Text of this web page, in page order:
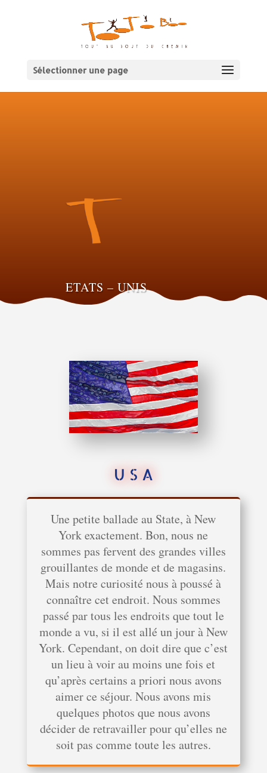
Sélectionner une page
ETATS – UNIS
U S A
Une petite ballade au State, à New
York exactement. Bon, nous ne
sommes pas fervent des grandes villes
grouillantes de monde et de magasins.
Mais notre curiosité nous à poussé à
connaître cet endroit. Nous sommes
passé par tous les endroits que tout le
monde a vu, si il est allé un jour à New
York. Cependant, on doit dire que c’est
un lieu à voir au moins une fois et
qu’après certains a priori nous avons
aimer ce séjour. Nous avons mis
quelques photos que nous avons
décider de retravailler pour qu’elles ne
soit pas comme toute les autres.